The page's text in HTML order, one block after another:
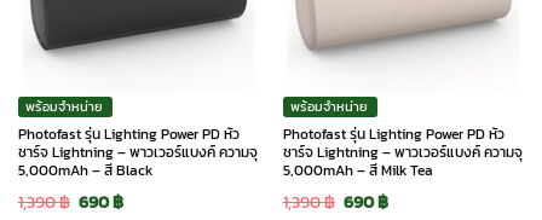
พร้อมจำหน่าย
Photofast รุ่น Lighting Power PD หัว
ชาร์จ Lightning – พาวเวอร์แบงค์ ความจุ
5,000mAh – สี Black
1,390฿ Original
690฿Current
พร้อมจำหน่าย
Photofast รุ่น Lighting Power PD หัว
ชาร์จ Lightning – พาวเวอร์แบงค์ ความจุ
5,000mAh – สี Milk Tea
1,390฿ Original
690฿Current